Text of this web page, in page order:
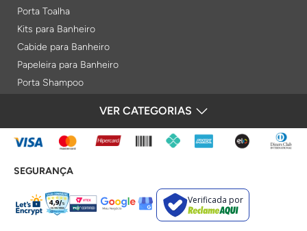
Porta Toalha
Kits para Banheiro
Cabide para Banheiro
Papeleira para Banheiro
Porta Shampoo
Porta Toalha Aquecido
Gabinetes para Banheiro
Lixeiras
Acabamentos e Registros
Bases de Registros
VER CATEGORIAS
FORMAS DE PAGAMENTO
SEGURANÇA
Verificada por